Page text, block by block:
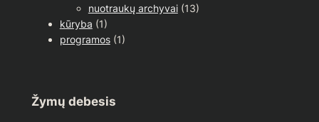
nuotraukų archyvai(13)
kūryba (1)
programos(1)
Žymų debesis